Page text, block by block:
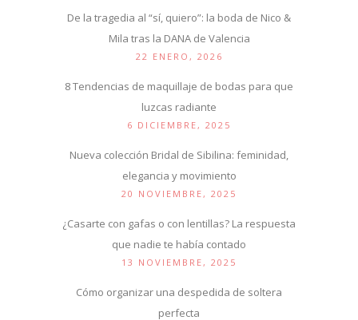
De la tragedia al “sí, quiero”: la boda de Nico &
Mila tras la DANA de Valencia
22 ENERO, 2026
8 Tendencias de maquillaje de bodas para que
luzcas radiante
6 DICIEMBRE, 2025
Nueva colección Bridal de Sibilina: feminidad,
elegancia y movimiento
20 NOVIEMBRE, 2025
¿Casarte con gafas o con lentillas? La respuesta
que nadie te había contado
13 NOVIEMBRE, 2025
Cómo organizar una despedida de soltera
perfecta